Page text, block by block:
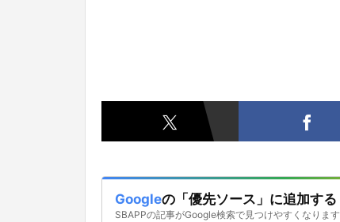
Googleの「優先ソース」に追加する
SBAPPの記事がGoogle検索で見つけやすくなります